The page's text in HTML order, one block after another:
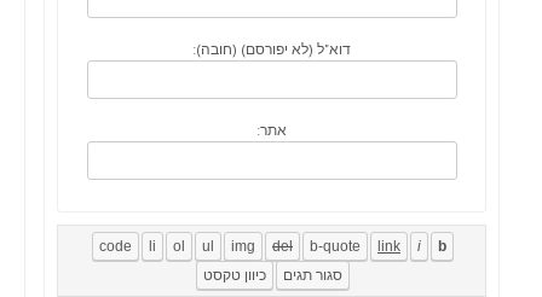
דוא"ל (לא יפורסם) (חובה):
אתר: